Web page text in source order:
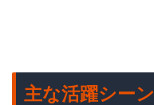
主な活躍シーン